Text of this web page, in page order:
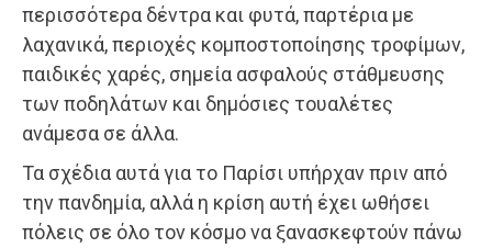
περισσότερα δέντρα και φυτά, παρτέρια με
λαχανικά, περιοχές κομποστοποίησης τροφίμων,
παιδικές χαρές, σημεία ασφαλούς στάθμευσης
των ποδηλάτων και δημόσιες τουαλέτες
ανάμεσα σε άλλα.
Τα σχέδια αυτά για το Παρίσι υπήρχαν πριν από
την πανδημία, αλλά η κρίση αυτή έχει ωθήσει
πόλεις σε όλο τον κόσμο να ξανασκεφτούν πάνω